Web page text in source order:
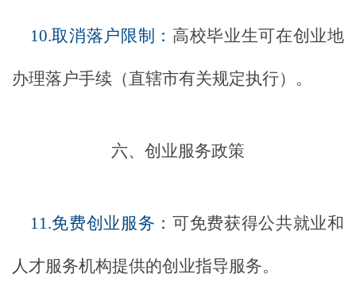
10.取消落户限制： 高校毕业生可在创业地
办理落户手续（直辖市有关规定执行）。
六、创业服务政策
11.免费创业服务： 可免费获得公共就业和
人才服务机构提供的创业指导服务。